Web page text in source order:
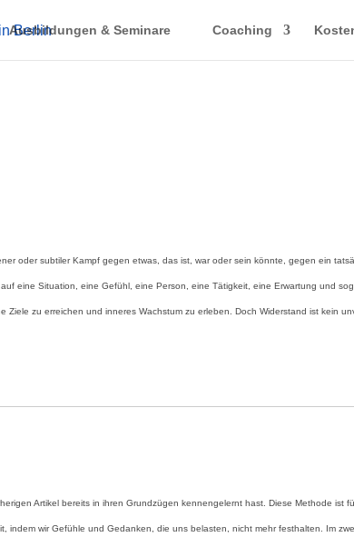
Ausbildungen & Seminare Coaching
oder subtiler Kampf gegen etwas, das ist, war oder sein könnte, gegen ein
eine Situation, eine Gefühl, eine Person, eine Tätigkeit, eine Erwartung und
zu erreichen und inneres Wachstum zu erleben. Doch Widerstand ist kein
Artikel bereits in ihren Grundzügen kennengelernt hast. Diese Methode ist
wir Gefühle und Gedanken, die uns belasten, nicht mehr festhalten. Im